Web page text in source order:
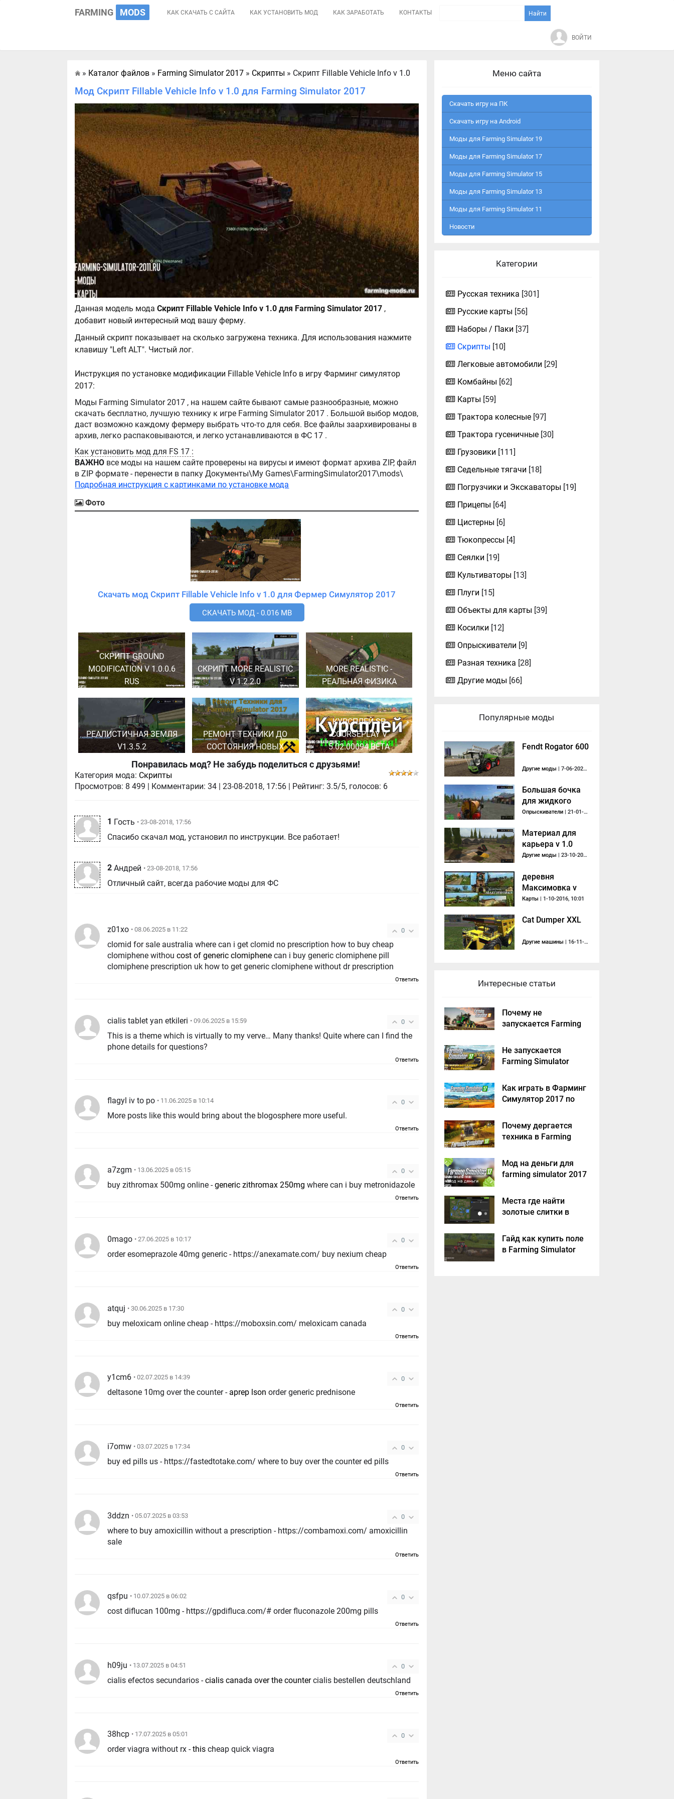
FARMING MODS КАК СКАЧАТЬ С САЙТА КАК УСТАНОВИТЬ МОД КАК ЗАРАБОТАТЬ КОНТАКТЫ
ВОЙТИ
Главная
» Каталог файлов » Farming Simulator 2017 » Скрипты » Скрипт Fillable Vehicle Info v 1.0
Мод Скрипт Fillable Vehicle Info v 1.0 для Farming Simulator 2017
Данная модель мода Скрипт Fillable Vehicle Info v 1.0 для Farming Simulator 2017 ,
добавит новый интересный мод вашу ферму.
Данный скрипт показывает на сколько загружена техника. Для использования нажмите
клавишу "Left ALT". Чистый лог.
Инструкция по установке модификации Fillable Vehicle Info в игру Фарминг симулятор
2017:
Моды Farming Simulator 2017 , на нашем сайте бывают самые разнообразные, можно
скачать бесплатно, лучшую технику к игре Farming Simulator 2017 . Большой выбор модов,
даст возможно каждому фермеру выбрать что-то для себя. Все файлы заархивированы в
архив, легко распаковываются, и легко устанавливаются в ФС 17 .
Как установить мод для FS 17 :
ВАЖНО все моды на нашем сайте проверены на вирусы и имеют формат архива ZIP, файл
в ZIP формате - перенести в папку Документы\My Games\FarmingSimulator2017\mods\
Подробная инструкция с картинками по установке мода
Фото
Скачать мод Скрипт Fillable Vehicle Info v 1.0 для Фермер Симулятор 2017
СКАЧАТЬ МОД - 0.016 MB
СКРИПТ GROUND
MODIFICATION V 1.0.0.6
RUS
СКРИПТ MORE REALISTIC
V 1.2.2.0
MORE REALISTIC -
РЕАЛЬНАЯ ФИЗИКА
РЕАЛИСТИЧНАЯ ЗЕМЛЯ
V1.3.5.2
РЕМОНТ ТЕХНИКИ ДО
СОСТОЯНИЯ НОВЫХ
КУРСПЛЕЙ SP
COURSEPLAY V
5.02.00094 BETA
Понравилась мод? Не забудь поделиться с друзьями!
Категория мода: Скрипты
Просмотров: 8 499 Комментарии: 34 |23-08-2018, 17:56 | Рейтинг: 3.5/5, голосов: 6
1 Гость • 23-08-2018, 17:56
Спасибо скачал мод, установил по инструкции. Все работает!
2 Андрей • 23-08-2018, 17:56
Отличный сайт, всегда рабочие моды для ФС
0
z01xo • 08.06.2025 в 11:22
clomid for sale australia where can i get clomid no prescription how to buy cheap
clomiphene withoucost of generic clomiphene can i buy generic clomiphene pill
clomiphene prescription uk how to get generic clomiphene without dr prescription
Ответить
0
cialis tablet yan etkileri • 09.06.2025 в 15:59
This is a theme which is virtually to my verve… Many thanks! Quite where can I find the
phone details for questions?
Ответить
0
flagyl iv to po • 11.06.2025 в 10:14
More posts like this would bring about the blogosphere more useful.
Ответить
0
a7zgm • 13.06.2025 в 05:15
buy zithromax 500mg online -generic zithromax 250mg where can i buy metronidazole
Ответить
0
0mago • 27.06.2025 в 10:17
order esomeprazole 40mg generic - https://anexamate.com/ buy nexium cheap
Ответить
0
atquj • 30.06.2025 в 17:30
buy meloxicam online cheap - https://moboxsin.com/ meloxicam canada
Ответить
0
y1cm6 • 02.07.2025 в 14:39
deltasone 10mg over the counter - aprep lson order generic prednisone
Ответить
0
i7omw • 03.07.2025 в 17:34
buy ed pills us - https://fastedtotake.com/ where to buy over the counter ed pills
Ответить
0
3ddzn • 05.07.2025 в 03:53
where to buy amoxicillin without a prescription - https://combamoxi.com/ amoxicillin
sale
Ответить
0
qsfpu • 10.07.2025 в 06:02
cost diflucan 100mg - https://gpdifluca.com/# order fluconazole 200mg pills
Ответить
0
h09ju • 13.07.2025 в 04:51
cialis efectos secundarios -cialis canada over the countercialis bestellen deutschland
Ответить
0
38hcp • 17.07.2025 в 05:01
order viagra without rx -this cheap quick viagra
Ответить
Меню сайта
Скачать игру на ПК
Скачать игру на Android
Моды для Farming Simulator 19
Моды для Farming Simulator 17
Моды для Farming Simulator 15
Моды для Farming Simulator 13
Моды для Farming Simulator 11
Новости
Категории
Русская техника [301]
Русские карты [56]
Наборы / Паки [37]
Скрипты [10]
Легковые автомобили [29]
Комбайны [62]
Карты [59]
Трактора колесные [97]
Трактора гусеничные [30]
Грузовики [111]
Седельные тягачи [18]
Погрузчики и Экскаваторы [19]
Прицепы [64]
Цистерны [6]
Тюкопрессы [4]
Сеялки [19]
Культиваторы [13]
Плуги [15]
Объекты для карты [39]
Косилки [12]
Опрыскиватели [9]
Разная техника [28]
Другие моды [66]
Популярные моды
Fendt Rogator 600
Другие моды | 7-06-2020, 13:15
Большая бочка
для жидкого
навоза Joskin
Опрыскиватели | 21-01-2017, 14:18
Материал для
карьера v 1.0
Другие моды | 23-10-2017, 14:35
деревня
Максимовка v
1.6.5
Карты | 1-10-2016, 10:01
Cat Dumper XXL
Другие машины | 16-11-2013, 22:48
Интересные статьи
Почему не
запускается Farming
решение
Не запускается
Farming Simulator
Как играть в Фарминг
Симулятор 2017 по
Почему дергается
техника в Farming
Мод на деньги для
farming simulator 2017
Места где найти
золотые слитки в
2017?
Гайд как купить поле
в Farming Simulator